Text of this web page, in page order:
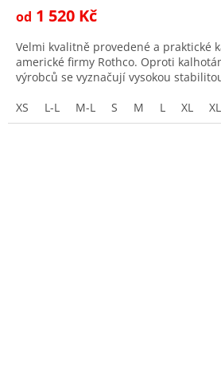
je
z
5
hvězdiček.
od 1 520 Kč
Velmi kvalitně provedené a praktické
americké firmy Rothco. Oproti
výrobců se vyznačují vysokou
XS
L-L M-L S M L XL